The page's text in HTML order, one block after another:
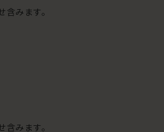
みます。
みます。